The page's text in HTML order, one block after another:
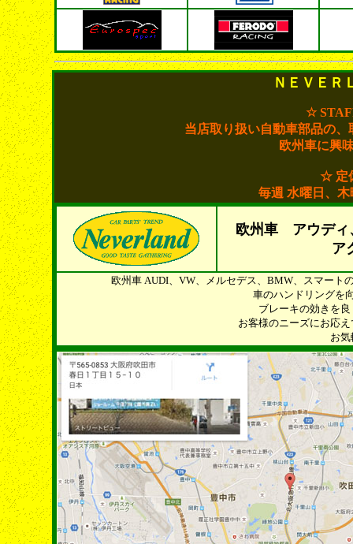
ＮＥＶＥＲ
☆
当店取り扱い自動車部品の
欧州車に興
☆ 定
毎週 水曜日、
欧州車 アウディ
ア
欧州車 AUDI、VW、メルセデス、BMW、スマート
車のハンドリングを
ブレーキの効きを
お客様のニーズにお応
お